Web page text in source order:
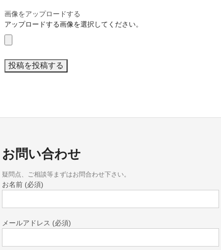
画像をアップロードする
アップロードする画像を選択してください。
お問い合わせ
疑問点、ご相談等まずはお問合わせ下さい。
お名前 (必須)
メールアドレス (必須)